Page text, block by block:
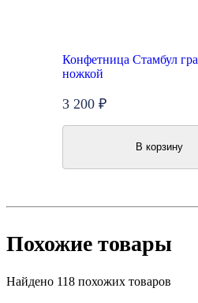
Конфетница Стамбул
ножкой
3 200 ₽
В корзину
Похожие товары
Найдено 118 похожих товаров